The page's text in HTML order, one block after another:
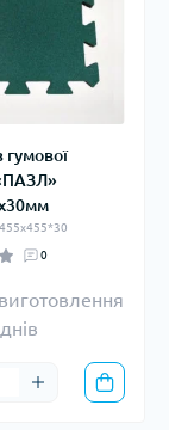
0